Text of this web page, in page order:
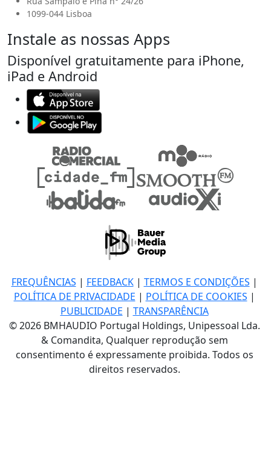
1099-044 Lisboa
Instale as nossas Apps
Disponível gratuitamente para iPhone,
iPad e Android
FREQUÊNCIAS | FEEDBACK| TERMOS E CONDIÇÕES |
POLÍTICA DE PRIVACIDADE | POLÍTICA DE COOKIES |
PUBLICIDADE | TRANSPARÊNCIA
© 2026 BMHAUDIO Portugal Holdings, Unipessoal Lda.
& Comandita, Qualquer reprodução sem
consentimento é expressamente proibida. Todos os
direitos reservados.